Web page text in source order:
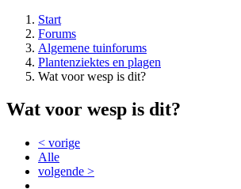
Start
Forums
Algemene tuinforums
Plantenziektes en plagen
Wat voor wesp is dit?
Wat voor wesp is dit?
< vorige
Alle
volgende >